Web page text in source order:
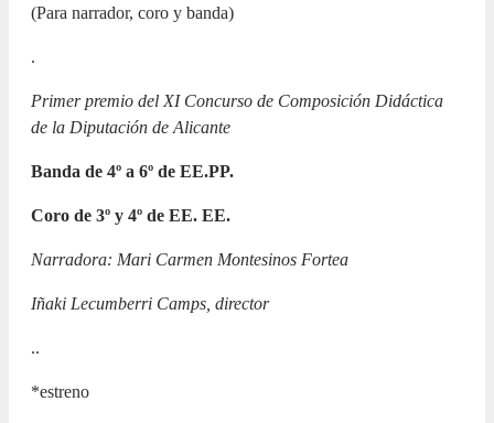
(Para narrador, coro y banda)
.
Primer premio del XI Concurso de Composición Didáctica
de la Diputación de Alicante
Banda de 4º a 6º de EE.PP.
Coro de 3º y 4º de EE. EE.
Narradora: Mari Carmen Montesinos Fortea
Iñaki Lecumberri Camps, director
..
*estreno